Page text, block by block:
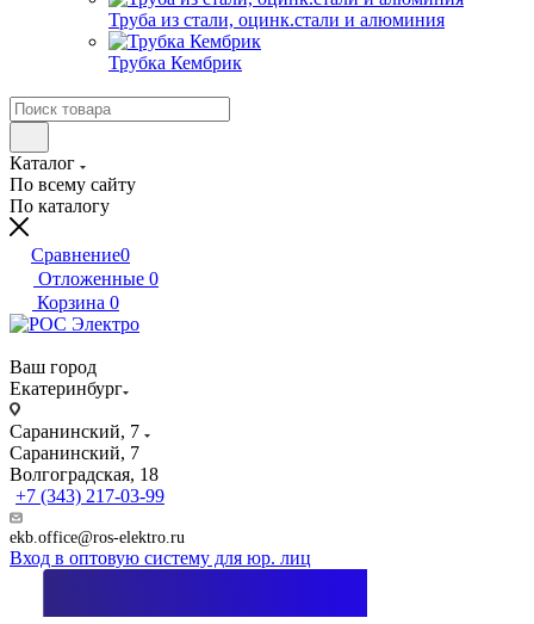
Труба из стали, оцинк.стали и алюминия
Трубка Кембрик
Каталог
По всему сайту
По каталогу
Сравнение0
Отложенные 0
Корзина 0
Ваш город
Екатеринбург
Саранинский, 7
Саранинский, 7
Волгоградская, 18
+7 (343) 217-03-99
ekb.office@ros-elektro.ru
Вход в оптовую систему для юр. лиц